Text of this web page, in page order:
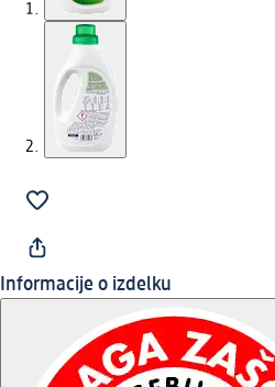
Informacije o izdelku